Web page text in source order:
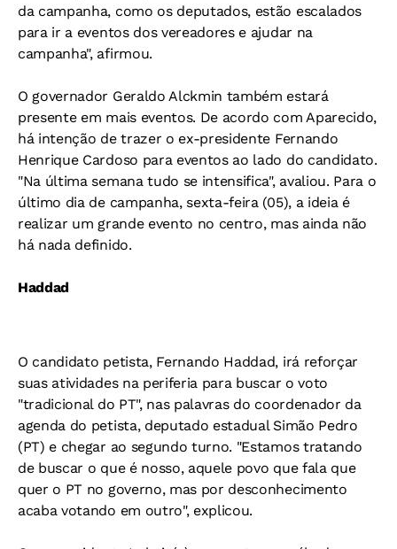
da campanha, como os deputados, estão escalados
para ir a eventos dos vereadores e ajudar na
campanha", afirmou.
O governador Geraldo Alckmin também estará
presente em mais eventos. De acordo com Aparecido,
há intenção de trazer o ex-presidente Fernando
Henrique Cardoso para eventos ao lado do candidato.
"Na última semana tudo se intensifica", avaliou. Para o
último dia de campanha, sexta-feira (05), a ideia é
realizar um grande evento no centro, mas ainda não
há nada definido.
Haddad
O candidato petista, Fernando Haddad, irá reforçar
suas atividades na periferia para buscar o voto
"tradicional do PT", nas palavras do coordenador da
agenda do petista, deputado estadual Simão Pedro
(PT) e chegar ao segundo turno. "Estamos tratando
de buscar o que é nosso, aquele povo que fala que
quer o PT no governo, mas por desconhecimento
acaba votando em outro", explicou.